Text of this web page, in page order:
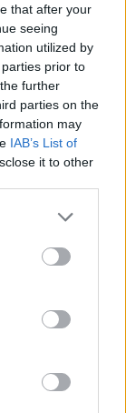
that after your
seeing
utilized by
prior to
further
parties on the
may
IAB’s List of
it to other
more Google
may click to
party tags to
below Google
του 2000
τρίτο
του
την
νίκες του